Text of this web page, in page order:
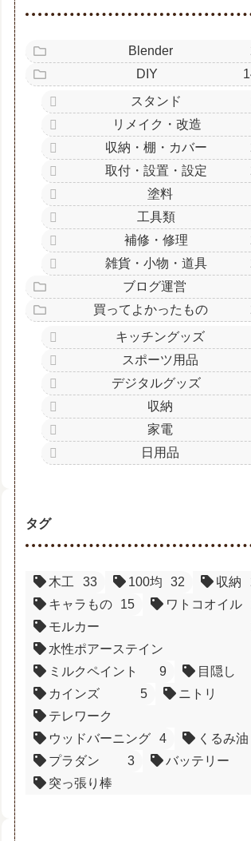
Blender
DIY
スタンド
リメイク・改造
収納・棚・カバー
取付・設置・設定
塗料
工具類
補修・修理
雑貨・小物・道具
ブログ運営
買ってよかったもの
キッチングッズ
スポーツ用品
デジタルグッズ
収納
家電
日用品
タグ
木工 33 100均 32 収納
キャラもの
15 ワトコオイル
モルカー
水性ポアーステイン
ミルクペイント
9 目隠し
カインズ
5 ニトリ
テレワーク
ウッドバーニング
4 くるみ油
プラダン
3 バッテリー
突っ張り棒